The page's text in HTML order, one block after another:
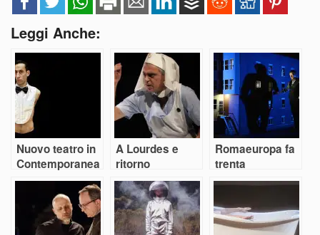
Leggi Anche:
Nuovo teatro in
Contemporanea
A Lourdes e
ritorno
Romaeuropa fa
trenta